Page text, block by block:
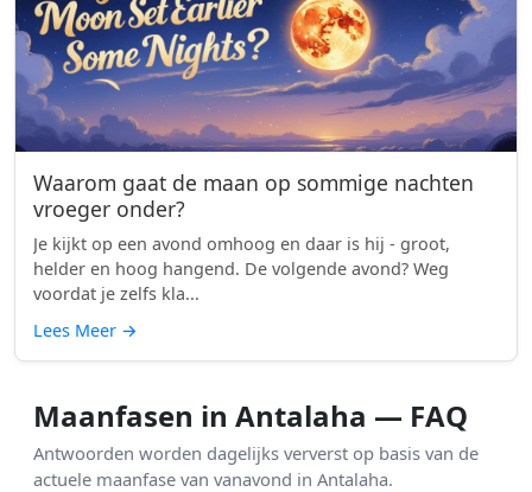
Waarom gaat de maan op sommige nachten
vroeger onder?
Je kijkt op een avond omhoog en daar is hij - groot,
helder en hoog hangend. De volgende avond? Weg
voordat je zelfs kla...
Lees Meer →
Maanfasen in Antalaha — FAQ
Antwoorden worden dagelijks ververst op basis van de
actuele maanfase van vanavond in Antalaha.